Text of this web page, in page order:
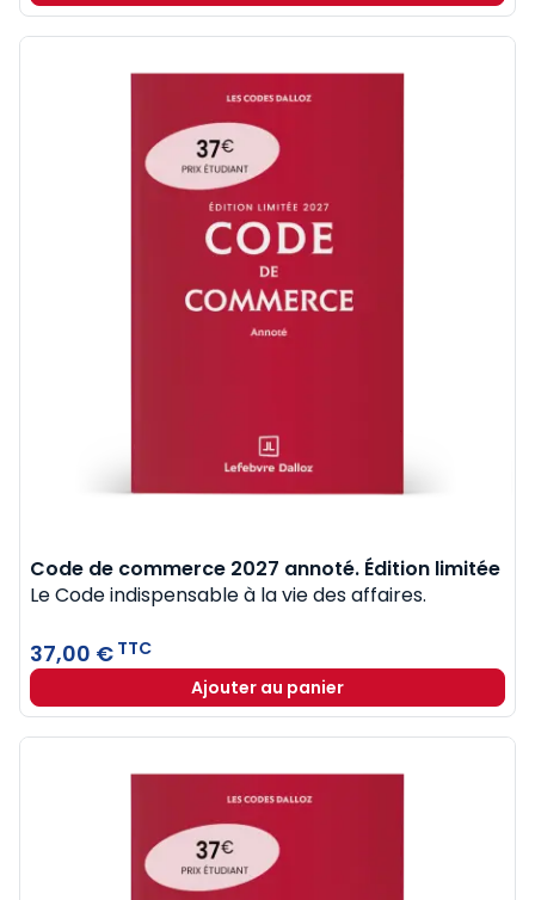
Code de commerce 2027 annoté. Édition limitée
Le Code indispensable à la vie des affaires.
37,00 € TTC
Ajouter au panier